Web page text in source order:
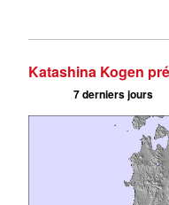
Katashina Kogen
7 derniers jours